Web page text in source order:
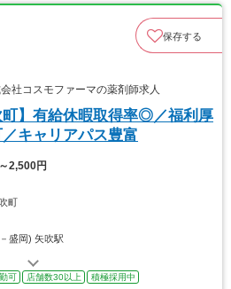
保存する
コスモファーマの薬剤師求人
町】有給休暇取得率◎／福利厚
キャリアパス豊富
2,500円
町
盛岡) 矢吹駅
可 店舗数30以上 積極採用中